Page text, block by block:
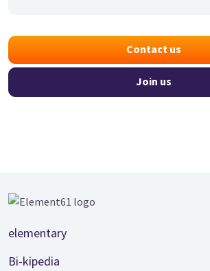
Contact us
Join us
Footer
elementary
Bi-kipedia